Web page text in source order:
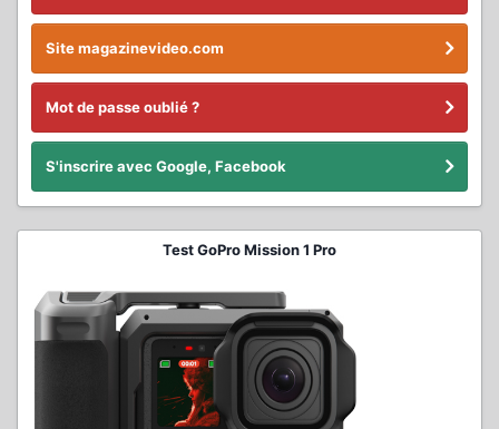
Site magazinevideo.com
Mot de passe oublié ?
S'inscrire avec Google, Facebook
Test GoPro Mission 1 Pro